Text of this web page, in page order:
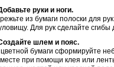
руки и ноги.
из бумаги полоски для
Для рук сделайте
шлем и пояс.
бумаги сформируйте
при помощи клея или